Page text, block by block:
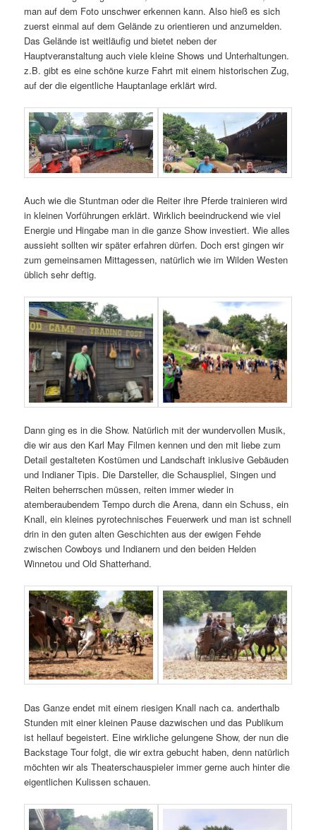
man auf dem Foto unschwer erkennen kann. Also hieß es sich
zuerst einmal auf dem Gelände zu orientieren und anzumelden.
Das Gelände ist weitläufig und bietet neben der
Hauptveranstaltung auch viele kleine Shows und Unterhaltungen.
z.B. gibt es eine schöne kurze Fahrt mit einem historischen Zug,
auf der die eigentliche Hauptanlage erklärt wird.
Auch wie die Stuntman oder die Reiter ihre Pferde trainieren wird
in kleinen Vorführungen erklärt. Wirklich beeindruckend wie viel
Energie und Hingabe man in die ganze Show investiert. Wie alles
aussieht sollten wir später erfahren dürfen. Doch erst gingen wir
zum gemeinsamen Mittagessen, natürlich wie im Wilden Westen
üblich sehr deftig.
Dann ging es in die Show. Natürlich mit der wundervollen Musik,
die wir aus den Karl May Filmen kennen und den mit liebe zum
Detail gestalteten Kostümen und Landschaft inklusive Gebäuden
und Indianer Tipis. Die Darsteller, die Schauspliel, Singen und
Reiten beherrschen müssen, reiten immer wieder in
atemberaubendem Tempo durch die Arena, dann ein Schuss, ein
Knall, ein kleines pyrotechnisches Feuerwerk und man ist schnell
drin in den guten alten Geschichten aus der ewigen Fehde
zwischen Cowboys und Indianern und den beiden Helden
Winnetou und Old Shatterhand.
Das Ganze endet mit einem riesigen Knall nach ca. anderthalb
Stunden mit einer kleinen Pause dazwischen und das Publikum
ist hellauf begeistert. Eine wirkliche gelungene Show, der nun die
Backstage Tour folgt, die wir extra gebucht haben, denn natürlich
möchten wir als Theaterschauspieler immer gerne auch hinter die
eigentlichen Kulissen schauen.